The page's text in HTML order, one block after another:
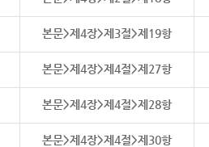
본문>제4장>제3절>제19항
본문>제4장>제4절>제27항
본문>제4장>제4절>제28항
본문>제4장>제4절>제30항